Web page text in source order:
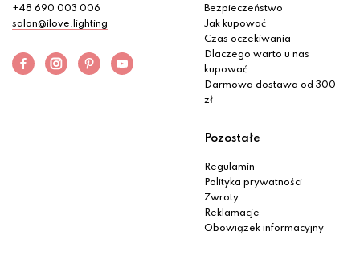
+48 690 003 006
salon@ilove.lighting
Bezpieczeństwo
Jak kupować
Czas oczekiwania
Dlaczego warto u nas
kupować
Darmowa dostawa od 300
zł
Pozostałe
Regulamin
Polityka prywatności
Zwroty
Reklamacje
Obowiązek informacyjny